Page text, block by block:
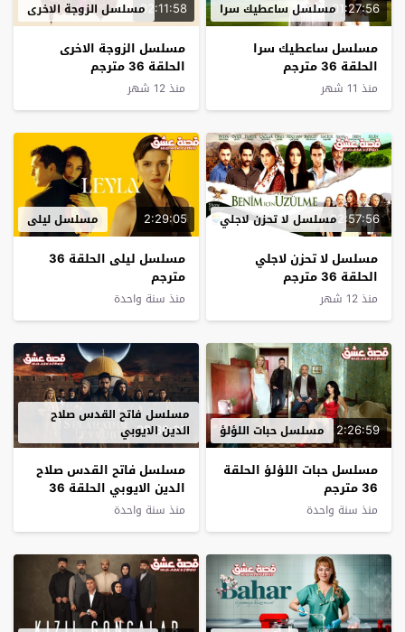
01:27:56مسلسل ساعطيك سرا
مسلسل ساعطيك سرا
الحلقة 36 مترجم
منذ 11 شهر
02:11:58مسلسل الزوجة الاخرى
مسلسل الزوجة الاخرى
الحلقة 36 مترجم
منذ 12 شهر
02:57:56مسلسل لا تحزن لاجلي
مسلسل لا تحزن لاجلي
الحلقة 36 مترجم
منذ 12 شهر
2:29:05 مسلسل ليلى
مسلسل ليلى الحلقة 36
مترجم
منذ سنة واحدة
2:26:59 مسلسل حبات اللؤلؤ
مسلسل حبات اللؤلؤ الحلقة
36 مترجم
منذ سنة واحدة
02:30:32
مسلسل فاتح القدس صلاح
الدين الايوبي
مسلسل فاتح القدس صلاح
الدين الايوبي الحلقة 36
مترجم
منذ سنة واحدة